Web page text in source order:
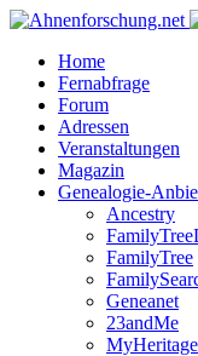
Home
Fernabfrage
Forum
Adressen
Veranstaltungen
Magazin
Genealogie-
Ancestry
FamilyTree
Geneanet
23andMe
MyHeritage